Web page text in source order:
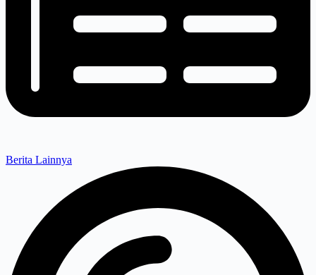
Berita Lainnya